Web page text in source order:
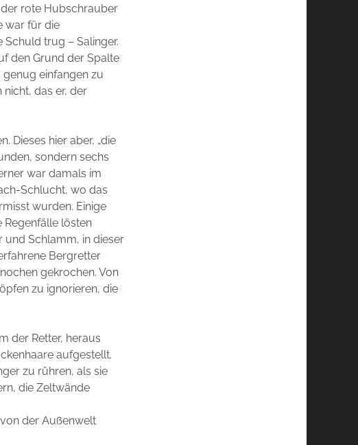
rote Hubschrauber
war für die
trug – Salinger.
den Grund der Spalte
einfangen zu
das er, der
Dieses hier aber, „die
sondern sechs
war damals im
Schlucht, wo das
wurden. Einige
Regenfälle lösten
und Schlamm, in dieser
Bergretter
gekrochen. Von
zu ignorieren, die
der Retter, heraus
aufgestellt.
zu rühren, als sie
die Zeltwände
der Außenwelt